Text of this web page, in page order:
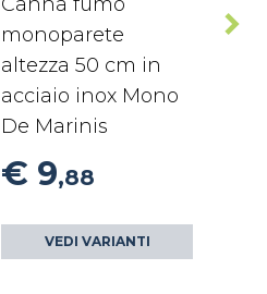
monoparete
altezza 50 cm in
acciaio inox Mono
De Marinis
€ 9,88
VEDI VARIANTI